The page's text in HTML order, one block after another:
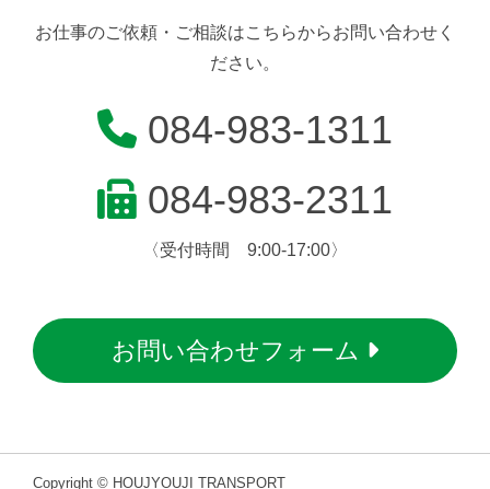
お仕事のご依頼・ご相談はこちらからお問い合わせく
ださい。
084-983-1311
084-983-2311
〈受付時間 9:00-17:00〉
お問い合わせフォーム
Copyright © HOUJYOUJI TRANSPORT